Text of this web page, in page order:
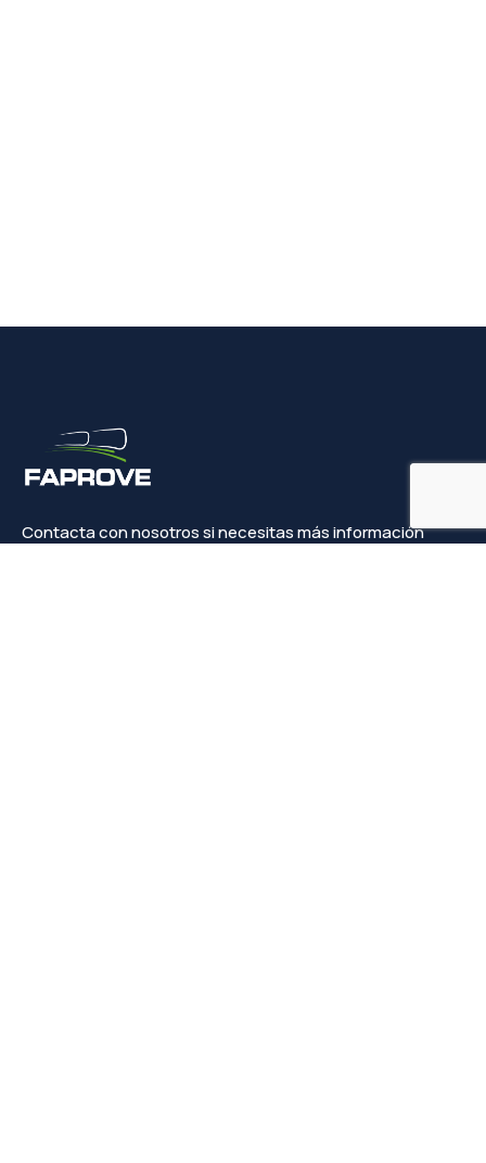
Contacta con nosotros si necesitas más información